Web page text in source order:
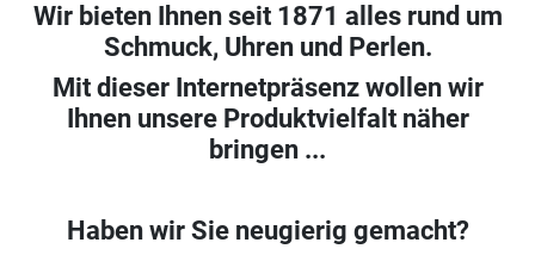
Wir bieten Ihnen seit 1871 alles rund um
Schmuck, Uhren und Perlen.
Mit dieser Internetpräsenz wollen wir
Ihnen unsere Produktvielfalt näher
bringen ...
Haben wir Sie neugierig gemacht?